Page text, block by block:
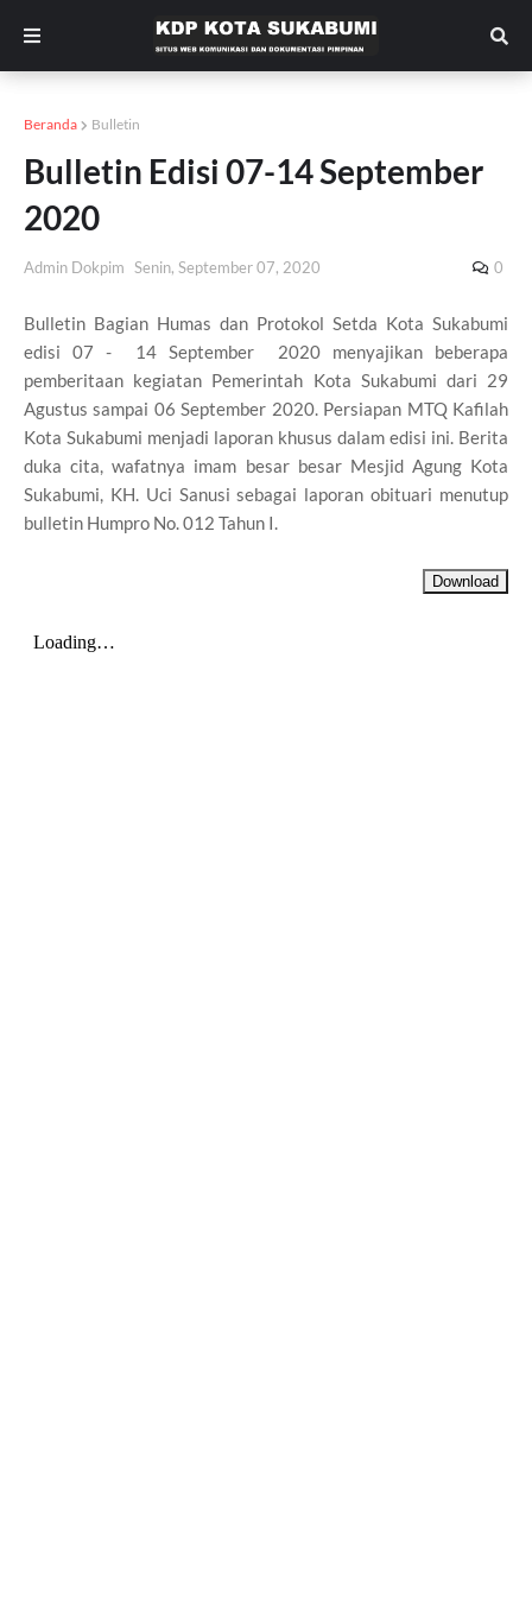
Beranda Bulletin
Bulletin Edisi 07-14 September
2020
Admin Dokpim Senin, September 07, 2020 0
Bulletin Bagian Humas dan Protokol Setda Kota Sukabumi
edisi 07 - 14 September 2020 menyajikan beberapa
pemberitaan kegiatan Pemerintah Kota Sukabumi dari 29
Agustus sampai 06 September 2020. Persiapan MTQ Kafilah
Kota Sukabumi menjadi laporan khusus dalam edisi ini. Berita
duka cita, wafatnya imam besar besar Mesjid Agung Kota
Sukabumi, KH. Uci Sanusi sebagai laporan obituari menutup
bulletin Humpro No. 012 Tahun I.
Download